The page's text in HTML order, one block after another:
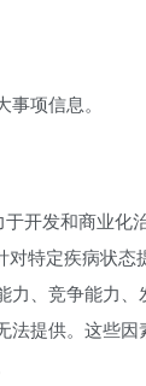
项信息。
开发和商业化
特定疾病状态
力、竞争能力、
法提供。这些因